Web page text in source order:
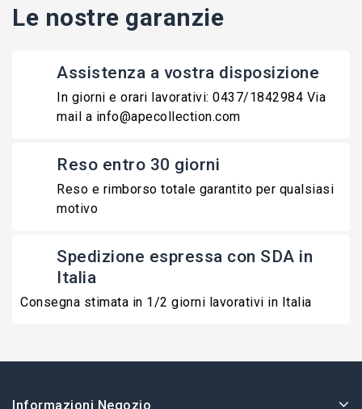
Le nostre garanzie
Assistenza a vostra disposizione
In giorni e orari lavorativi: 0437/1842984 Via
mail a info@apecollection.com
Reso entro 30 giorni
Reso e rimborso totale garantito per qualsiasi
motivo
Spedizione espressa con SDA in
Italia
Consegna stimata in 1/2 giorni lavorativi in Italia
Informazioni Negozio